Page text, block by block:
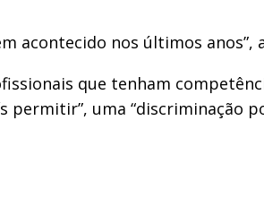
acontecido nos últimos anos”,
que tenham
permitir”, uma “discriminação